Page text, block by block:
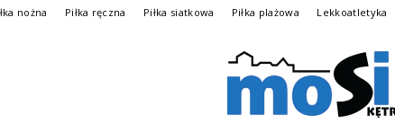
nożna Piłka ręczna Piłka siatkowa Piłka plażowa Lekkoatletyka